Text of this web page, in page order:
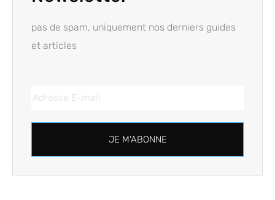
pas de spam, uniquement nos derniers guides
et articles
JE M'ABONNE